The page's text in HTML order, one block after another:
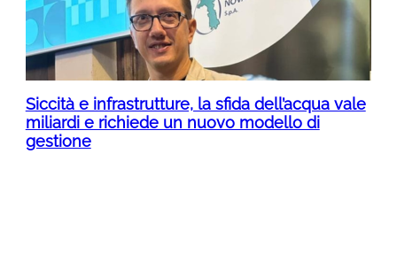
Siccità e infrastrutture, la sfida dell’acqua vale
miliardi e richiede un nuovo modello di
gestione